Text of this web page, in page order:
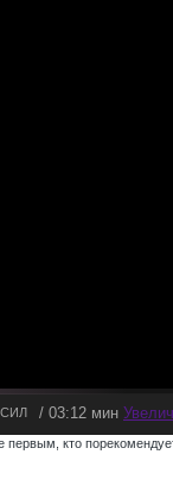
/ 03:12 мин
первым, кто